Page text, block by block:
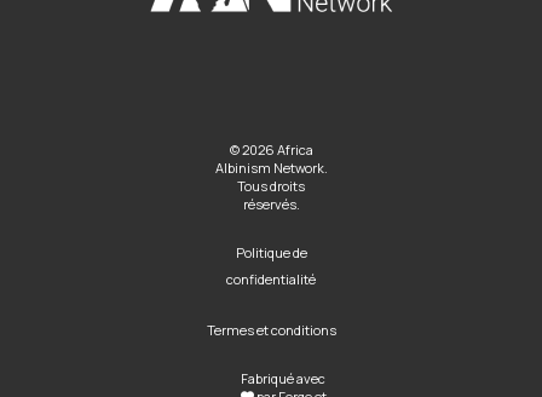
© 2026 Africa
Albinism Network.
Tous droits
réservés.
Politique de
confidentialité
Termes et conditions
Fabriqué avec